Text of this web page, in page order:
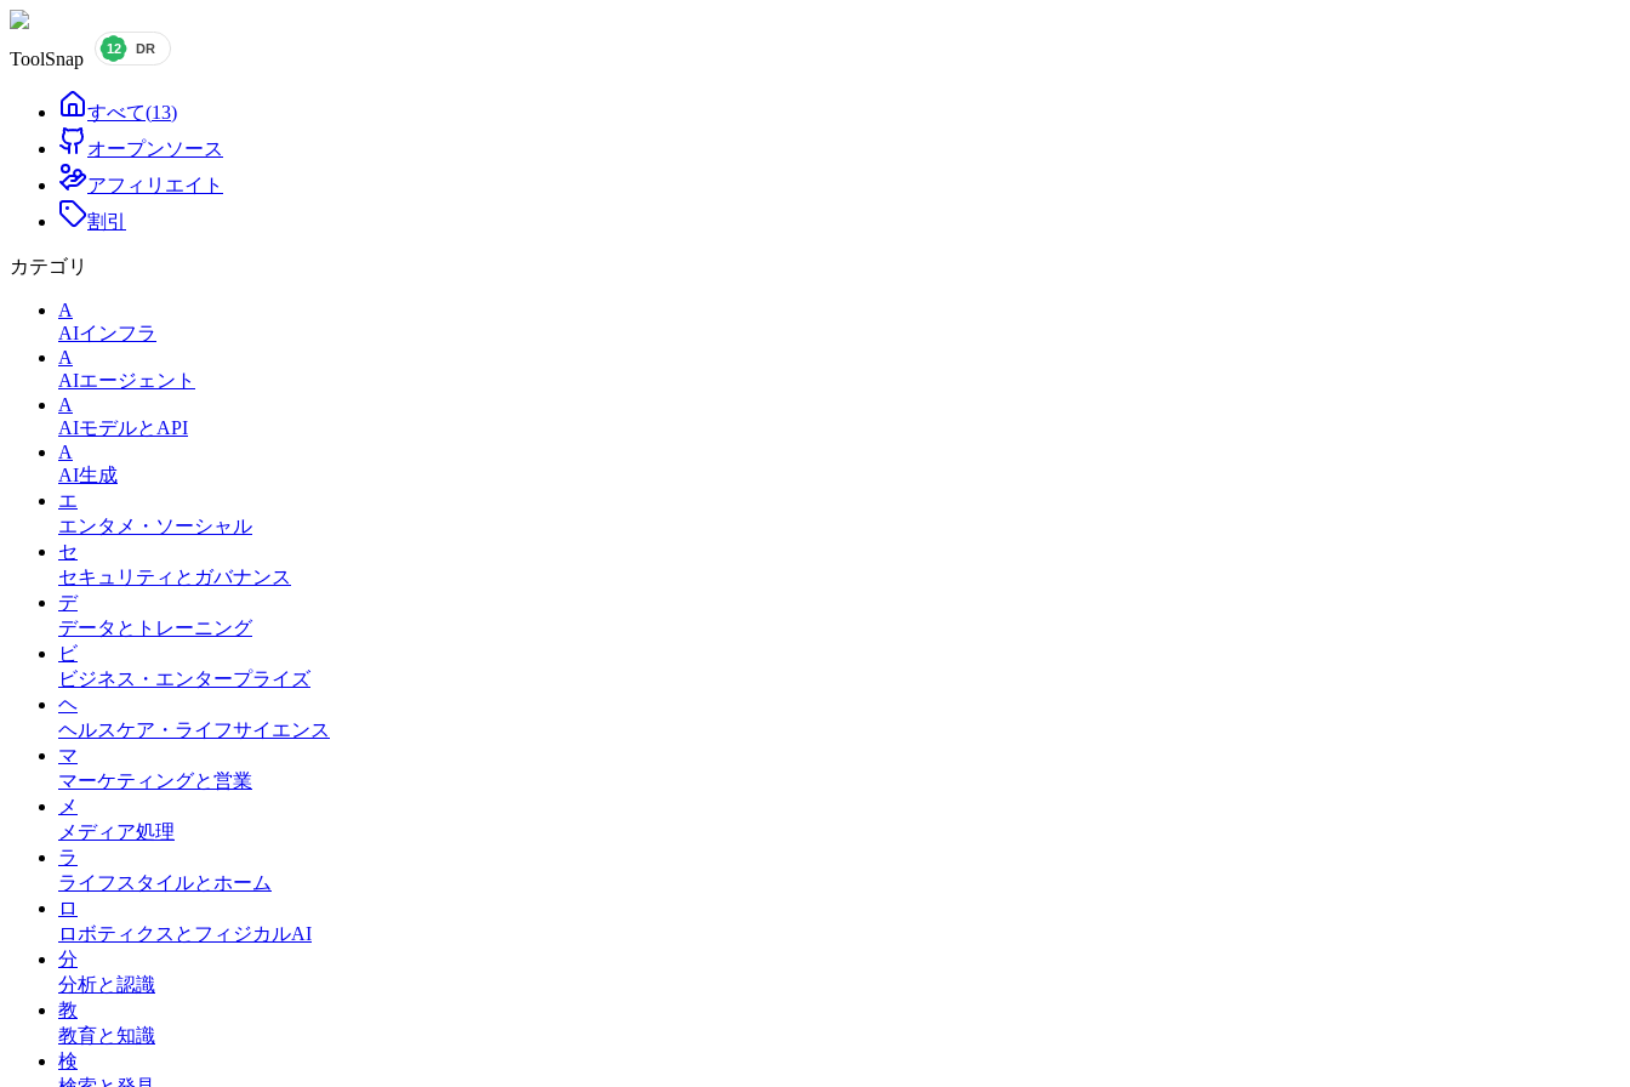
ToolSnap
すべて(13)
オープンソース
アフィリエイト
割引
カテゴリ
A
AIインフラ
A
AIエージェント
A
AIモデルとAPI
A
AI生成
エ
エンタメ・ソーシャル
セ
セキュリティとガバナンス
デ
データとトレーニング
ビ
ビジネス・エンタープライズ
ヘ
ヘルスケア・ライフサイエンス
マ
マーケティングと営業
メ
メディア処理
ラ
ライフスタイルとホーム
ロ
ロボティクスとフィジカルAI
分
分析と認識
教
教育と知識
検